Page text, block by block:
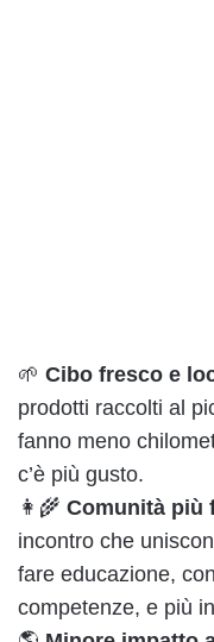
🌱 Cibo fresco e
prodotti raccolti al
fanno meno
c’è più gusto.
👩‍🌾 Comunità più
incontro che
fare educazione,
competenze, e più